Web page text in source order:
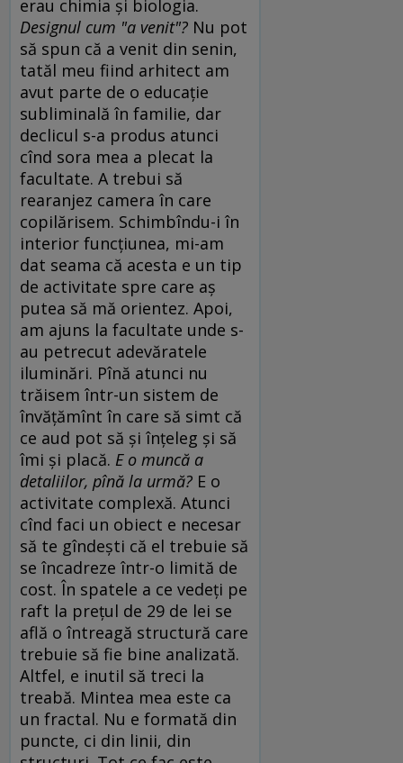
erau chimia şi biologia.
Designul cum "a venit"? Nu pot
să spun că a venit din senin,
tatăl meu fiind arhitect am
avut parte de o educaţie
subliminală în familie, dar
declicul s-a produs atunci
cînd sora mea a plecat la
facultate. A trebui să
rearanjez camera în care
copilărisem. Schimbîndu-i în
interior funcţiunea, mi-am
dat seama că acesta e un tip
de activitate spre care aş
putea să mă orientez. Apoi,
am ajuns la facultate unde s-
au petrecut adevăratele
iluminări. Pînă atunci nu
trăisem într-un sistem de
învăţămînt în care să simt că
ce aud pot să şi înţeleg şi să
îmi şi placă. E o muncă a
detaliilor, pînă la urmă? E o
activitate complexă. Atunci
cînd faci un obiect e necesar
să te gîndeşti că el trebuie să
se încadreze într-o limită de
cost. În spatele a ce vedeţi pe
raft la preţul de 29 de lei se
află o întreagă structură care
trebuie să fie bine analizată.
Altfel, e inutil să treci la
treabă. Mintea mea este ca
un fractal. Nu e formată din
puncte, ci din linii, din